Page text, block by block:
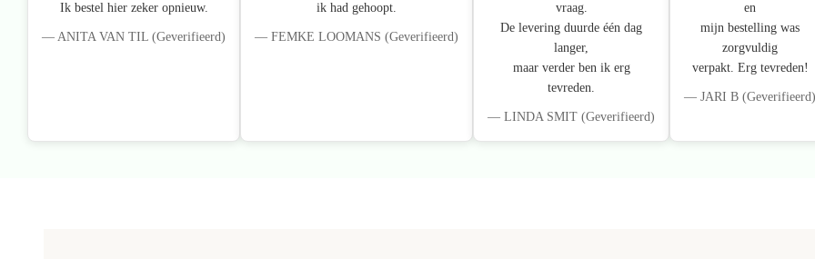
Ik bestel hier zeker opnieuw.
— ANITA VAN TIL (Geverifieerd)
ik had gehoopt.
— FEMKE LOOMANS (Geverifieerd)
vraag.
De levering duurde één dag
langer,
maar verder ben ik erg
tevreden.
— LINDA SMIT (Geverifieerd)
en
mijn bestelling was
zorgvuldig
verpakt. Erg tevreden!
— JARI B (Geverifieerd)